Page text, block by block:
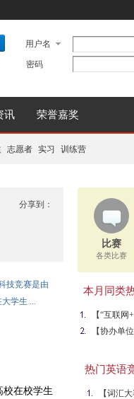
用户名
密码
讯 荣誉嘉奖
志愿者 实习 训练营
分享到：
技竞赛是由
学生 ...
校在校学生
比赛
各类比赛
本月同类热
【“互联
赛报名通知
【协办单
热门英语竞
【词汇